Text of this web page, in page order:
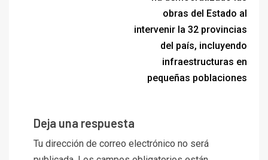
obras del Estado al
intervenir la 32 provincias
del país, incluyendo
infraestructuras en
pequeñas poblaciones
Deja una respuesta
Tu dirección de correo electrónico no será